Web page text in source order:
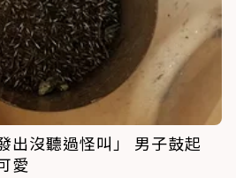
出沒聽過怪叫」 男子鼓起
愛